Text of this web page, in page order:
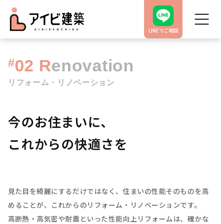
LINEでご相談
#02 Renovation
リフォーム・リノベーション
今のお住まいに、
これからの快適さを
見た目を綺麗にするだけではなく、住まいの性能そのものを高
めることが、これからのリフォーム・リノベーションです。
高断熱・高気密や耐震といった性能向上リフォームは、確かな